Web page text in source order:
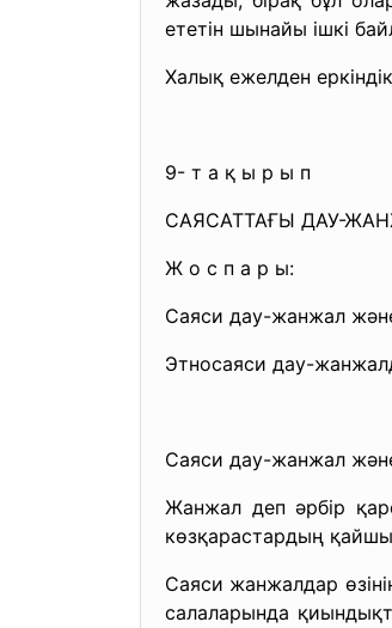
ететін шынайы ішкі
Халық ежелден
9- т а қ ы р ы п
САЯСАТТАҒЫ ДАУ-
Ж о с п а р ы:
Саяси дау-жанжал
Этносаяси дау-
Саяси дау-жанжал
Жанжал деп әрбір
көзқарастардың қайшы
Саяси жанжалдар
салаларында